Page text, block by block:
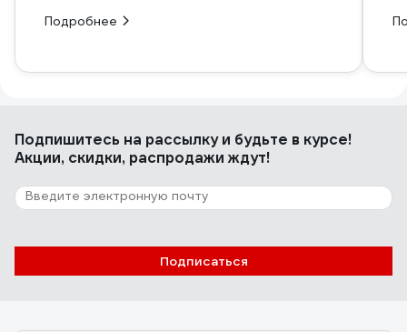
Подробнее
Подпишитесь на рассылкуи будьте в курсе!
Акции, скидки, распродажи ждут!
Подписаться